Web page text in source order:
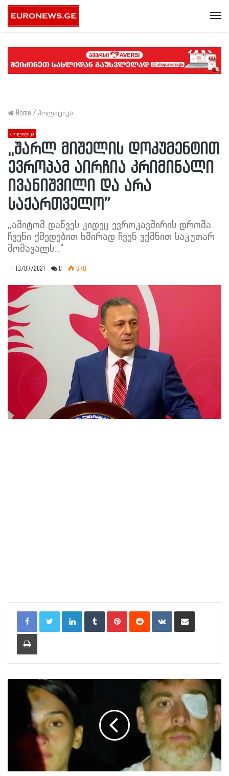
Home / პოლიტიკა
პოლიტიკა
,,შარლ მიშელის დოკუმენტით
ევროპამ აირჩია კრიმინალი
ივანიშვილი და არა
საქართველო”
,,ამიტომ დაწვეს კიდეც ევროკავშირის დროშა.
ჩვენი ქმედებით ხშირად ჩვენ ვქმნით საკუთარ
მომავალს..."
13/07/2021 0 678
LinkedInTumblr PinterestReddit VKontakteShare via Email
Print